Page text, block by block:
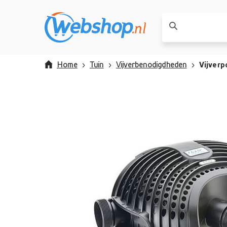
Home Tuin Vijverbenodigdheden